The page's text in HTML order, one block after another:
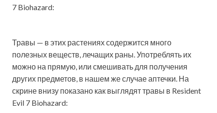
7 Biohazard:
Травы — в этих растениях содержится много
полезных веществ, лечащих раны. Употреблять их
можно на прямую, или смешивать для получения
других предметов, в нашем же случае аптечки. На
скрине внизу показано как выглядят травы в Resident
Evil 7 Biohazard: